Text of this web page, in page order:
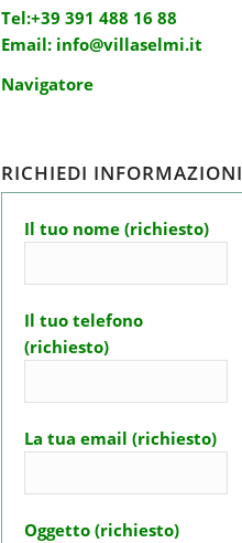
Tel:+39 391 488 16 88
Email: info@villaselmi.it
Navigatore
RICHIEDI INFORMAZIONI
Il tuo nome (richiesto)
Il tuo telefono
(richiesto)
La tua email (richiesto)
Oggetto (richiesto)